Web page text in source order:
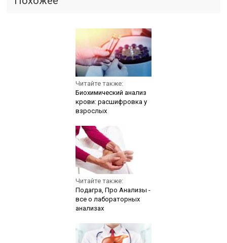
Читайте также:
Биохимический анализ
крови: расшифровка у
взрослых
Читайте также:
Подагра, Про Анализы -
все о лабораторных
анализах